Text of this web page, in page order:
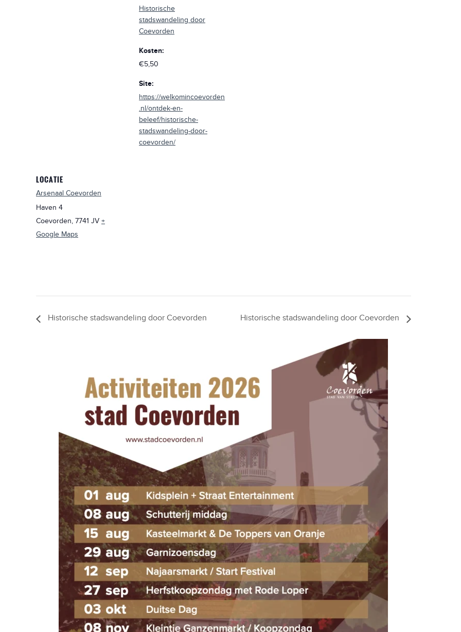
Historische
stadswandeling door
Coevorden
Kosten:
€5,50
Site:
https://welkomincoevorden
.nl/ontdek-en-
beleef/historische-
stadswandeling-door-
coevorden/
LOCATIE
Arsenaal Coevorden
Haven 4
Coevorden, 7741 JV +
Google Maps
Historische stadswandeling door Coevorden Historische stadswandeling door Coevorden